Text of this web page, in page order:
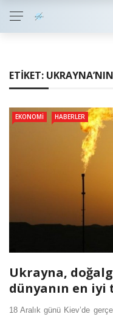
ETIKET:
EKONOMI HABERLER
Ukrayna,
dünyanın en
18 Aralık günü Kiev’de